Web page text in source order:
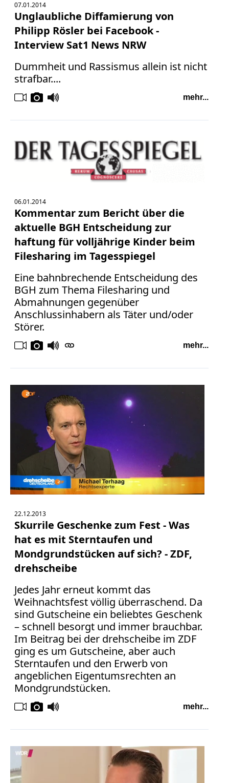
07.01.2014
Unglaubliche Diffamierung von
Philipp Rösler bei Facebook -
Interview Sat1 News NRW
Dummheit und Rassismus allein ist nicht
strafbar....
mehr...
06.01.2014
Kommentar zum Bericht über die
aktuelle BGH Entscheidung zur
haftung für volljährige Kinder beim
Filesharing im Tagesspiegel
Eine bahnbrechende Entscheidung des
BGH zum Thema Filesharing und
Abmahnungen gegenüber
Anschlussinhabern als Täter und/oder
Störer.
mehr...
22.12.2013
Skurrile Geschenke zum Fest - Was
hat es mit Sterntaufen und
Mondgrundstücken auf sich? - ZDF,
drehscheibe
Jedes Jahr erneut kommt das
Weihnachtsfest völlig überraschend. Da
sind Gutscheine ein beliebtes Geschenk
– schnell besorgt und immer brauchbar.
Im Beitrag bei der drehscheibe im ZDF
ging es um Gutscheine, aber auch
Sterntaufen und den Erwerb von
angeblichen Eigentumsrechten an
Mondgrundstücken.
mehr...